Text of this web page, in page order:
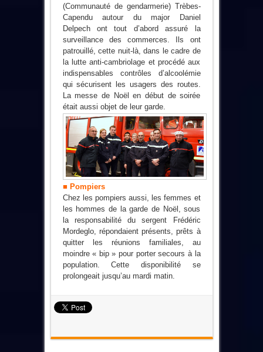
(Communauté de gendarmerie) Trèbes-
Capendu autour du major Daniel
Delpech ont tout d’abord assuré la
surveillance des commerces. Ils ont
patrouillé, cette nuit-là, dans le cadre de
la lutte anti-cambriolage et procédé aux
indispensables contrôles d’alcoolémie
qui sécurisent les usagers des routes.
La messe de Noël en début de soirée
était aussi objet de leur garde.
■ Pompiers
Chez les pompiers aussi, les femmes et
les hommes de la garde de Noël, sous
la responsabilité du sergent Frédéric
Mordeglo, répondaient présents, prêts à
quitter les réunions familiales, au
moindre « bip » pour porter secours à la
population. Cette disponibilité se
prolongeait jusqu’au mardi matin.